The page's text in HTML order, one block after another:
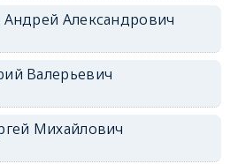
Александрович
Валерьевич
Михайлович